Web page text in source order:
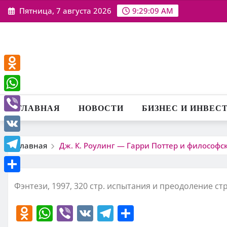
Перейти
к
Пятница, 7 августа 2026 9:29:09 AM
ГЛАВНАЯ НОВОСТИ БИЗНЕС И
Главная Дж. К. Роулинг — Гарри Поттер и
Фэнтези, 1997, 320 стр. испытания и преодоление
O W Vi V T
Odnoklassniki
WhatsApp
Viber
VK
Telegram
Отправить